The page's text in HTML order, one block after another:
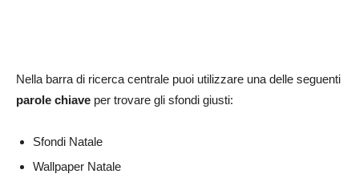
Nella barra di ricerca centrale puoi utilizzare una delle seguenti
parole chiave per trovare gli sfondi giusti:
Sfondi Natale
Wallpaper Natale